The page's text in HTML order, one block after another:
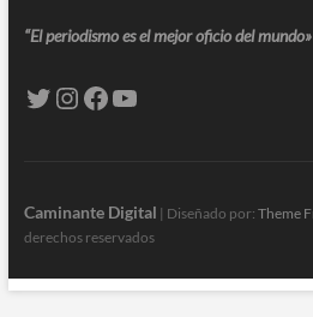
“El periodismo es el mejor oficio del mundo»
Caminante Digital | Diseñado por: Theme
derechos reservados